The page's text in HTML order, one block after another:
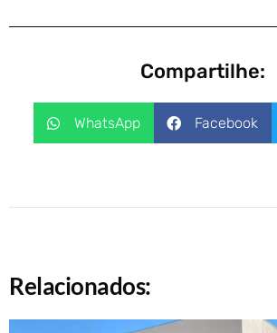
Compartilhe:
WhatsApp Facebook
Relacionados: